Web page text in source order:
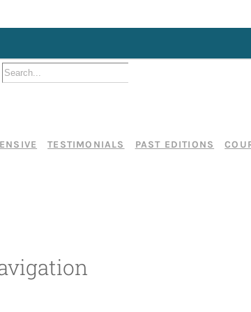
TESTIMONIALS PAST EDITIONS